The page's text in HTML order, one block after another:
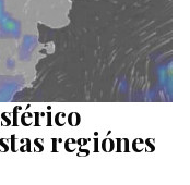
regiónes